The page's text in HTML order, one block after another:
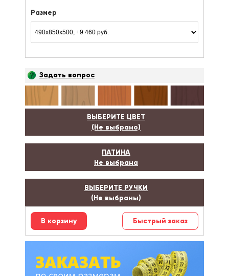
Размер
Задать вопрос
ВЫБЕРИТЕ ЦВЕТ
(Не выбрано)
ПАТИНА
Не выбрана
ВЫБЕРИТЕ РУЧКИ
(Не выбраны)
Быстрый заказ